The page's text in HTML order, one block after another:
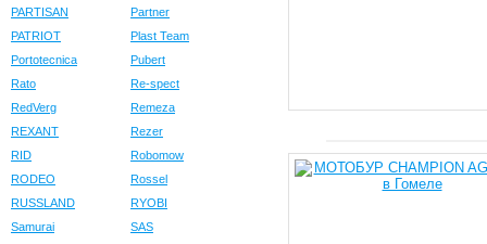
PARTISAN
Partner
PATRIOT
Plast Team
Portotecnica
Pubert
Rato
Re-spect
RedVerg
Remeza
REXANT
Rezer
RID
Robomow
RODEO
Rossel
RUSSLAND
RYOBI
Samurai
SAS